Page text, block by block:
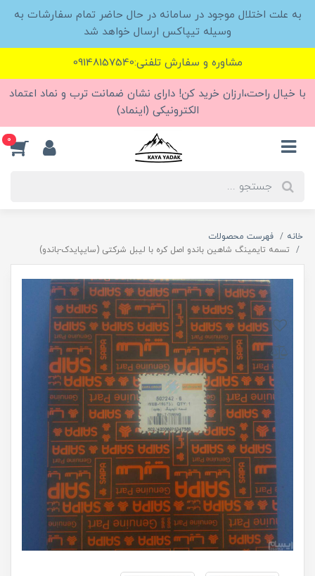
به علت اختلال موجود در سامانه در حال حاضر تمام سفارشات به
وسیله تیپاکس ارسال خواهد شد
مشاوره و سفارش تلفنی:09148157540
با خیال راحت،ارزان خرید کن! دارای نشان ضمانت ترب و نماد اعتماد
الکترونیکی (اینماد)
0
خانه
فهرست محصولات
تسمه تایمینگ شاهین باندو اصل کره با لیبل شرکتی (سایپایدک-باندو)